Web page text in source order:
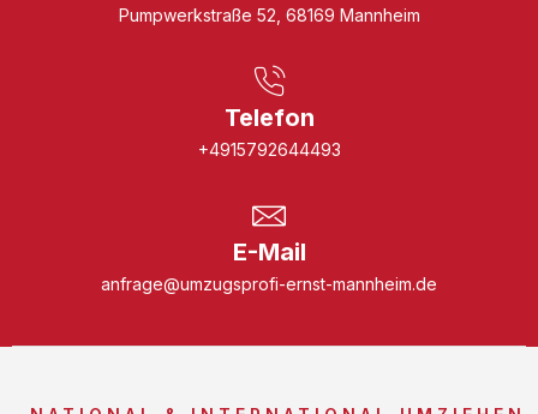
Pumpwerkstraße 52, 68169 Mannheim
Telefon
+4915792644493
E-Mail
anfrage@umzugsprofi-ernst-mannheim.de